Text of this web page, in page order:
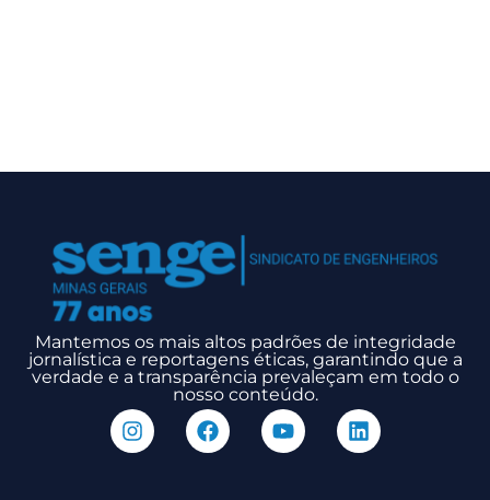
Mantemos os mais altos padrões de integridade
jornalística e reportagens éticas, garantindo que a
verdade e a transparência prevaleçam em todo o
nosso conteúdo.